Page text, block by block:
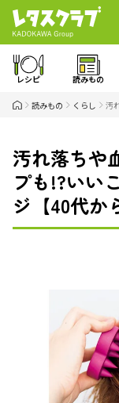
レシピ 読みもの
読みもの くらし 汚
汚れ落ちや
プも!?いい
ジ【40代か